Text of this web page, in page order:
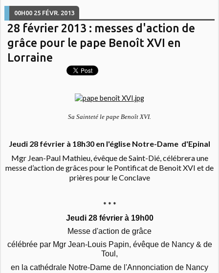
00H00 25 FÉVR. 2013
28 février 2013 : messes d'action de
grâce pour le pape Benoît XVI en
Lorraine
Sa Sainteté le pape Benoît XVI.
Jeudi 28 février à 18h30 en l'église Notre-Dame d'Epinal
Mgr Jean-Paul Mathieu, évêque de Saint-Dié, célébrera une
messe d’action de grâces pour le Pontificat de Benoit XVI et de
prières pour le Conclave
* * *
Jeudi 28 février à 19h00
Messe d'action de grâce
célébrée par Mgr Jean-Louis Papin, évêque de Nancy & de
Toul,
en la cathédrale Notre-Dame de l'Annonciation de Nancy